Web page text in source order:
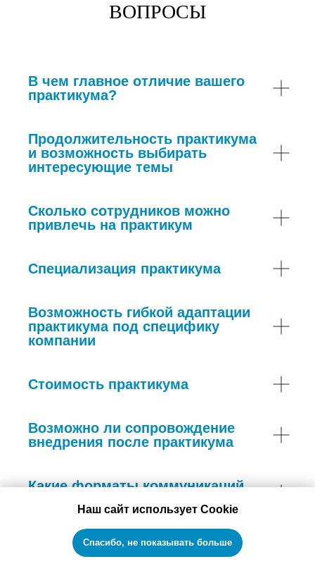
ВОПРОСЫ
В чем главное отличие вашего
практикума?
Продолжительность практикума
и возможность выбирать
интересующие темы
Сколько сотрудников можно
привлечь на практикум
Специализация практикума
Возможность гибкой адаптации
практикума под специфику
компании
Стоимость практикума
Возможно ли сопровождение
внедрения после практикума
Какие форматы коммуникаций
А если в компании пока нет
продакт-менеджеров, но
Наш сайт использует Cookie
Спасибо, не показывать больше